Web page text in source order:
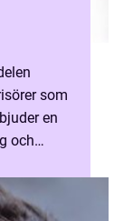
som
en
och